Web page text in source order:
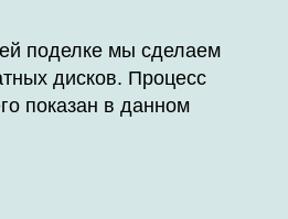
поделке мы сделаем
дисков. Процесс
показан в данном